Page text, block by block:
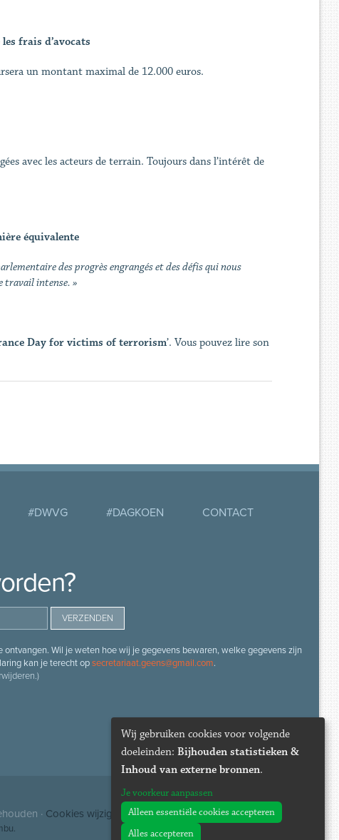
frais d’avocats
un montant maximal de 12.000 euros.
avec les acteurs de terrain. Toujours dans l’intérêt de
équivalente
des progrès engrangés et des défis qui nous
travail intense. »
Day for victims of terrorism’. Vous pouvez lire son
#DWVG #DAGKOEN CONTACT
Wil je weten hoe wij je gegevens bewaren, welke gegevens zijn
kan je terecht opsecretariaat.geens@gmail.com.
· Cookies wijzigen
.
Wij gebruiken cookies voor volgende
doeleinden: Bijhouden statistieken &
Inhoud van externe bronnen.
Je voorkeur aanpassen
Alleen essentiële cookies accepteren
Alles accepteren